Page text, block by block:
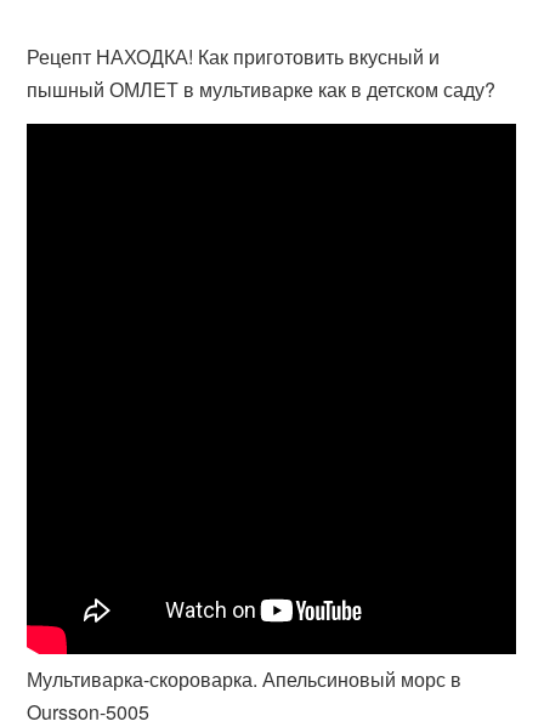
Рецепт НАХОДКА! Как приготовить вкусный и
пышный ОМЛЕТ в мультиварке как в детском саду?
Мультиварка-скороварка. Апельсиновый морс в
Oursson-5005